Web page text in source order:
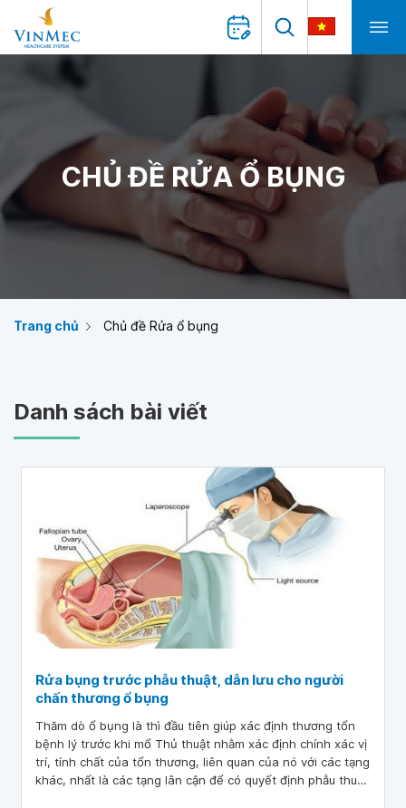
CHỦ ĐỀ RỬA Ổ BỤNG
Trang chủ Chủ đề Rửa ổ bụng
Danh sách bài viết
Rửa bụng trước phẫu thuật, dẫn lưu cho người
chấn thương ổ bụng
Thăm dò ổ bụng là thì đầu tiên giúp xác định thương tổn
bệnh lý trước khi mổ Thủ thuật nhằm xác định chính xác vị
trí, tính chất của tổn thương, liên quan của nó với các tạng
khác, nhất là các tạng lân cận để có quyết định phẫu thuật